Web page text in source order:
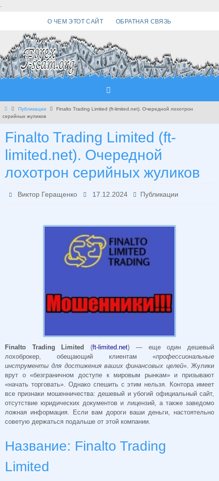
.
О ЧЕМ ЭТОТ САЙТ ОБРАТНАЯ СВЯЗЬ
Главная
Публикации
Finalto Trading Limited (ft-limited.net). Очередной лохотрон
серийных жуликов
Finalto Trading Limited (ft-
limited.net). Очередной
лохотрон серийных жуликов
Виктор Геращенко 17.12.2024 Публикации
Finalto Trading Limited (ft-limited.net) — еще один дешевый
лохоброкер, обещающий клиентам «профессиональные
инструменты для достижения ваших финансовых целей«. Жулики
врут о «безграничном доступе к мировым рынкам» и призывают
«начать торговать». Однако спешить с этим нельзя. Контора имеет
все признаки мошенничества: дешевый и убогий официальный сайт,
отсутствие юридических документов и лицензий, а также заведомо
ложная информация. Если вам дороги ваши деньги, настоятельно
советую держаться подальше от этой компании.
Название: Finalto Trading
Limited